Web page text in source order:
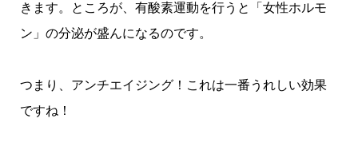
きます。ところが、 有酸素運動を行うと「女性ホルモ
ン」の分泌が盛んになるのです。
つまり、アンチエイジング！これは一番うれしい効果
ですね！